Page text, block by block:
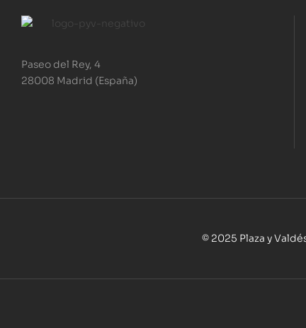
Paseo del Rey, 4
28008 Madrid (España)
© 2025 Plaza y